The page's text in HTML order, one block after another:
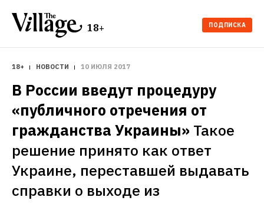
18+ ПОДПИСКА
18+ НОВОСТИ 10 ИЮЛЯ 2017
В России введут процедуру
«публичного отречения от
гражданства Украины» Такое
решение принято как ответ
Украине, переставшей выдавать
справки о выходе из